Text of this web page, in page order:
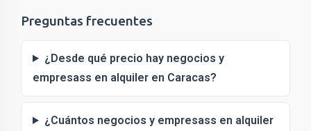
Preguntas frecuentes
¿Desde qué precio hay negocios y
empresass en alquiler en Caracas?
¿Cuántos negocios y empresass en alquiler